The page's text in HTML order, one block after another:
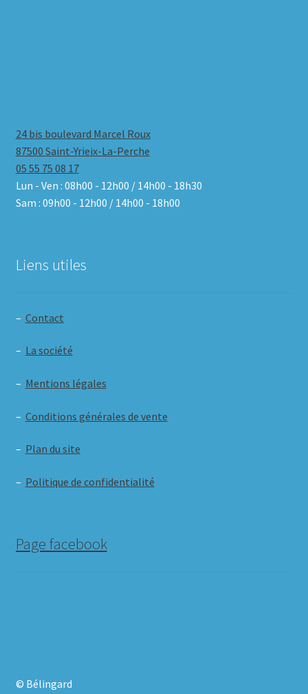
24 bis boulevard Marcel Roux
87500 Saint-Yrieix-La-Perche
05 55 75 08 17
Lun - Ven : 08h00 - 12h00 / 14h00 - 18h30
Sam : 09h00 - 12h00 / 14h00 - 18h00
Liens utiles
– Contact
– La société
– Mentions légales
– Conditions générales de vente
– Plan du site
– Politique de confidentialité
Page facebook
© Bélingard